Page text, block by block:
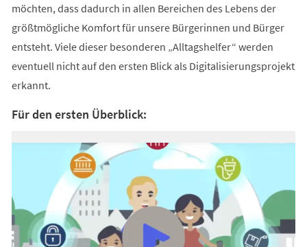
möchten, dass dadurch in allen Bereichen des Lebens der
größtmögliche Komfort für unsere Bürgerinnen und Bürger
entsteht. Viele dieser besonderen „Alltagshelfer“ werden
eventuell nicht auf den ersten Blick als Digitalisierungsprojekt
erkannt.
Für den ersten Überblick: